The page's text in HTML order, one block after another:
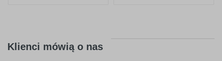
Klienci mówią o nas